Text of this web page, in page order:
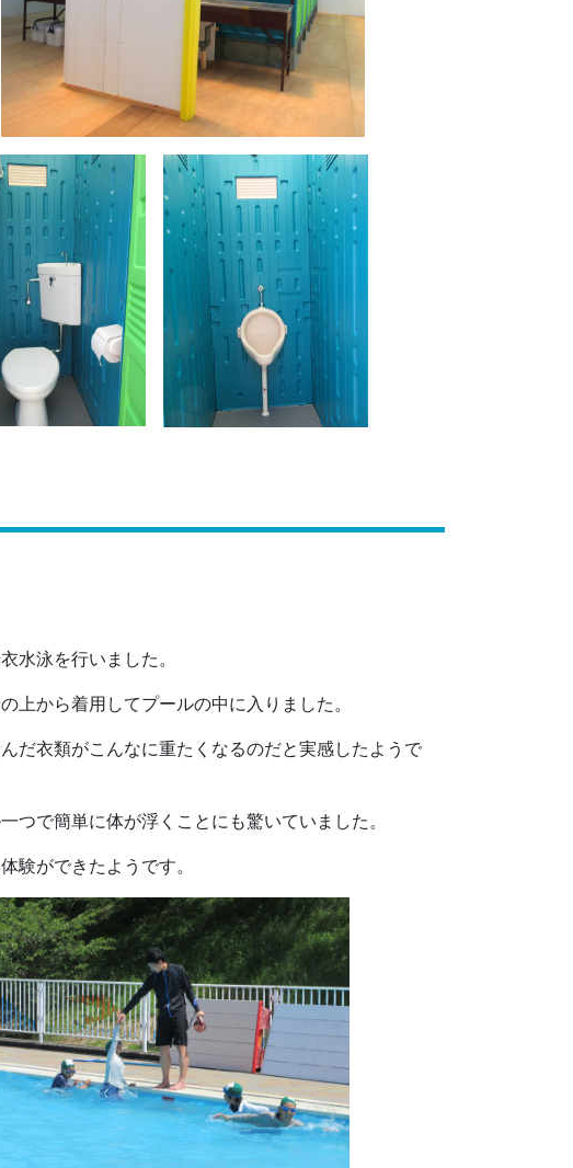
水泳を行いました。
上から着用してプールの中に入りました。
だ衣類がこんなに重たくなるのだと実感したようで
つで簡単に体が浮くことにも驚いていました。
験ができたようです。